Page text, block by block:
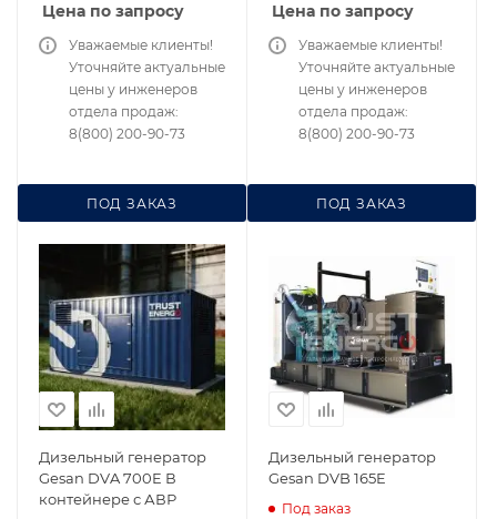
Цена по запросу
ПОД ЗАКАЗ
Уважаемые клиенты!
Уточняйте актуальные
цены у инженеров
отдела продаж:
8(800) 200-90-73
Цена по запросу
ПОД ЗАКАЗ
Уважаемые клиенты!
Уточняйте актуальные
цены у инженеров
отдела продаж:
8(800) 200-90-73
Дизельный генератор
Gesan DVA 700E В
контейнере с АВР
Дизельный генератор
Gesan DVB 165E
Под заказ